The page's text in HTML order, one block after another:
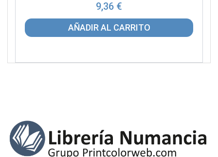
9,36 €
AÑADIR AL CARRITO